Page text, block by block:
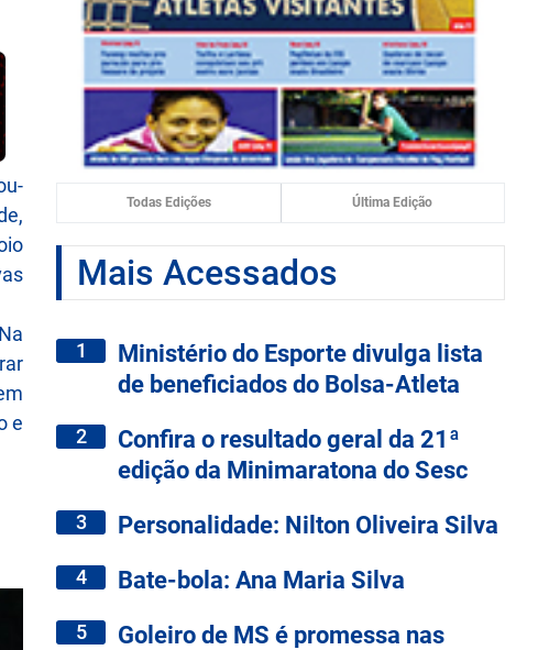
e
Todas Edições Última Edição
Mais Acessados
1
Ministério do Esporte divulga lista
de beneficiados do Bolsa-Atleta
2
Confira o resultado geral da 21ª
edição da Minimaratona do Sesc
3 Personalidade: Nilton Oliveira Silva
4 Bate-bola: Ana Maria Silva
5
Goleiro de MS é promessa nas